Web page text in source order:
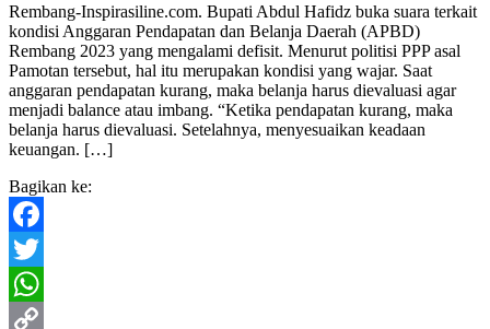
APBD
Defisit,
Pemkab
Rembang
Mampu
Melaksanakan
Pembangunan
Rembang-Inspirasiline.com. Bupati Abdul Hafidz buka suara terkait
kondisi Anggaran Pendapatan dan Belanja Daerah (APBD)
Rembang 2023 yang mengalami defisit. Menurut politisi PPP asal
Pamotan tersebut, hal itu merupakan kondisi yang wajar. Saat
anggaran pendapatan kurang, maka belanja harus dievaluasi agar
menjadi balance atau imbang. “Ketika pendapatan kurang, maka
belanja harus dievaluasi. Setelahnya, menyesuaikan keadaan
keuangan. […]
Bagikan ke:
Facebook
Twitter
WhatsApp